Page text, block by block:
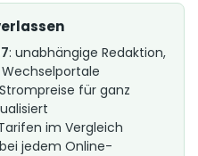
: unabhängige Redaktion,
für ganz
im Vergleich
bei jedem Online-